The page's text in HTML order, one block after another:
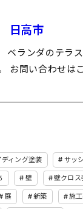
日高市
ベランダのテラ
お問い合わせ
ディング塗装 サッ
壁 壁クロス
庭 新築 施